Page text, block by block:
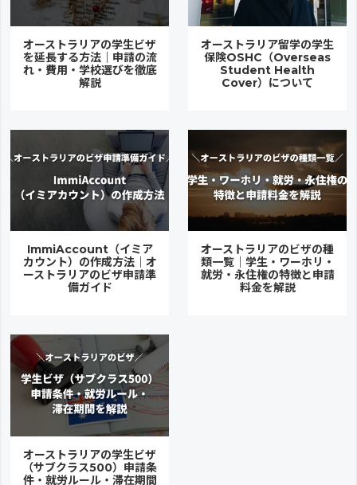
オーストラリアの学生ビザ
を延長する方法｜申請の流
れ・費用・学校選びを徹底
解説
オーストラリア留学の学生
保険OSHC（Overseas
Student Health
Cover）について
ImmiAccount（イミア
カウント）の作成方法｜オ
ーストラリアのビザ申請準
備ガイド
オーストラリアのビザの種
類一覧｜学生・ワーホリ・
就労・永住権の特徴と申請
料金を解説
オーストラリアの学生ビザ
（サブクラス500）申請条
件・就労ルール・滞在期間